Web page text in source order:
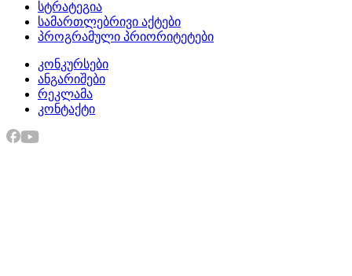
სტრატეგია
სამართლებრივი აქტები
პროგრამული პრიორიტეტები
კონკურსები
ანგარიშები
რეკლამა
კონტაქტი